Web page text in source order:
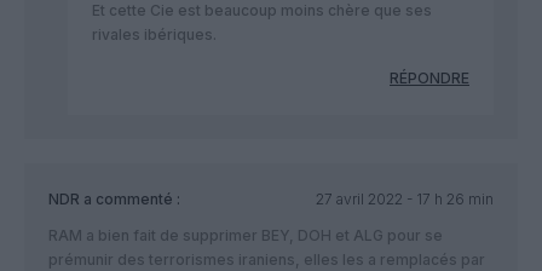
Et cette Cie est beaucoup moins chère que ses
rivales ibériques.
RÉPONDRE
NDR a commenté :
27 avril 2022 - 17 h 26 min
RAM a bien fait de supprimer BEY, DOH et ALG pour se
prémunir des terrorismes iraniens, elles les a remplacés par